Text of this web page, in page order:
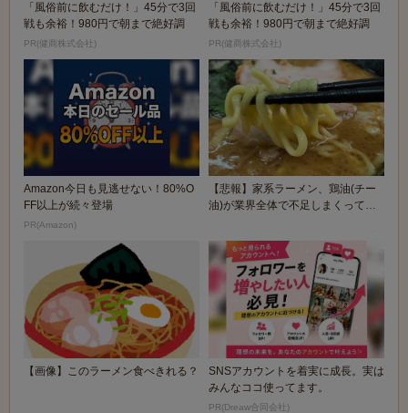
「風俗前に飲むだけ！」45分で3回
戦も余裕！980円で朝まで絶好調
PR(健商株式会社)
「風俗前に飲むだけ！」45分で3回
戦も余裕！980円で朝まで絶好調
PR(健商株式会社)
Amazon今日も見逃せない！80%O
FF以上が続々登場
PR(Amazon)
【悲報】家系ラーメン、鶏油(チー
油)が業界全体で不足しまくってガ
【画像】このラーメン食べきれる？
SNSアカウントを着実に成長。実は
みんなココ使ってます。
PR(Dreaw合同会社)